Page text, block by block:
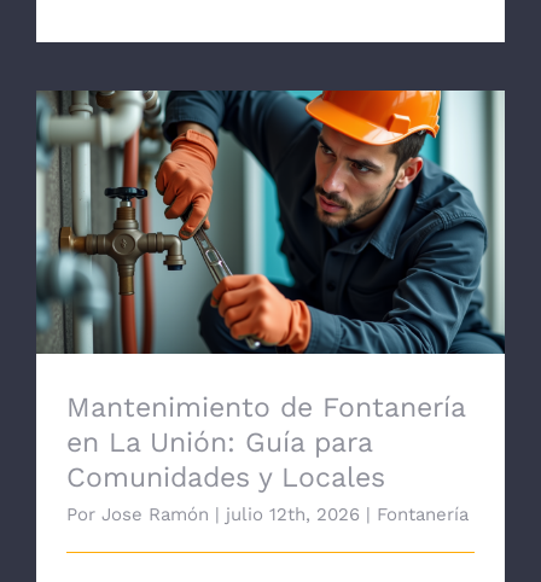
Mantenimiento de Fontanería en La
Unión: Guía para Comunidades y Locales
Mantenimiento de Fontanería
en La Unión: Guía para
Comunidades y Locales
Por Jose Ramón | julio 12th, 2026 | Fontanería